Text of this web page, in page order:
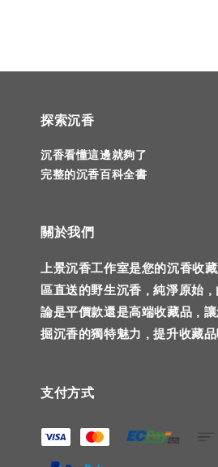
探索沉香
沉香看懂這邊就夠了
完整的沉香百科全書
關於我們
上景沉香工作室是您的沉香收
區直送的野生沉香，純淨原始
論是平價款還是高端收藏品，
掘沉香的獨特魅力，提升收藏品
支付方式